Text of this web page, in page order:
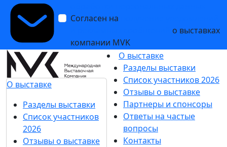
Согласен на
о выставках
компании MVK
О выставке
Разделы выставки
Список участников
2026
Отзывы о выставке
О выставке
Разделы выставки
Список участников 2026
Отзывы о выставке
Партнеры и спонсоры
Ответы на частые
вопросы
Контакты